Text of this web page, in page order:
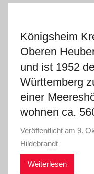
Königsheim
Oberen
und ist 1952
Württemberg
einer
wohnen ca.
Veröffentlicht am 9.
Hildebrandt
Weiterlesen